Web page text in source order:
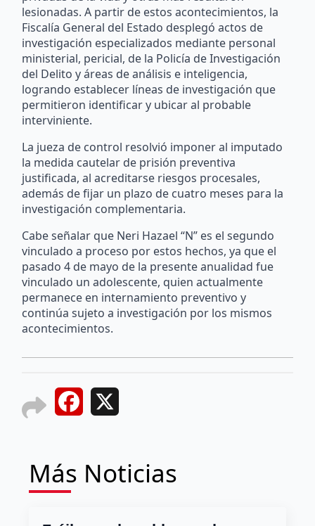
lesionadas. A partir de estos acontecimientos, la
Fiscalía General del Estado desplegó actos de
investigación especializados mediante personal
ministerial, pericial, de la Policía de Investigación
del Delito y áreas de análisis e inteligencia,
logrando establecer líneas de investigación que
permitieron identificar y ubicar al probable
interviniente.
La jueza de control resolvió imponer al imputado
la medida cautelar de prisión preventiva
justificada, al acreditarse riesgos procesales,
además de fijar un plazo de cuatro meses para la
investigación complementaria.
Cabe señalar que Neri Hazael “N” es el segundo
vinculado a proceso por estos hechos, ya que el
pasado 4 de mayo de la presente anualidad fue
vinculado un adolescente, quien actualmente
permanece en internamiento preventivo y
continúa sujeto a investigación por los mismos
acontecimientos.
Facebook
Más Noticias